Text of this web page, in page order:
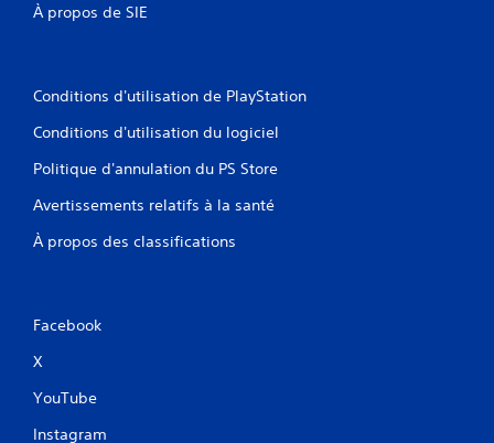
À propos de SIE
Conditions d'utilisation de PlayStation
Conditions d'utilisation du logiciel
Politique d'annulation du PS Store
Avertissements relatifs à la santé
À propos des classifications
Facebook
X
YouTube
Instagram